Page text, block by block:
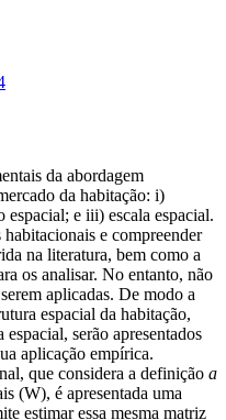
da abordagem
da habitação: i)
espacial; e iii) escala espacial.
e compreender
na literatura, bem como a
os analisar. No entanto, não
aplicadas. De modo a
espacial da habitação,
serão apresentados
aplicação empírica.
que considera a definição a
(W), é apresentada uma
estimar essa mesma matriz